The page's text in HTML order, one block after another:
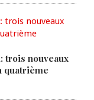
trois nouveaux
quatrième